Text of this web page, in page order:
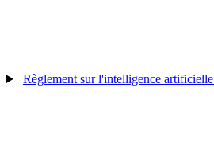
Règlement sur l'intelligence artificielle